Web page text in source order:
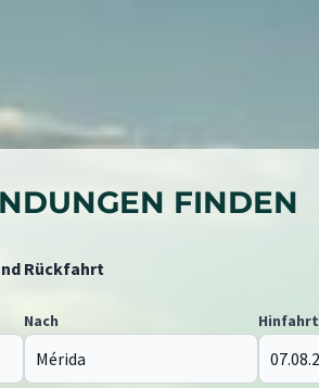
FINDEN
Rückfahrt
Nach Hinfahrt